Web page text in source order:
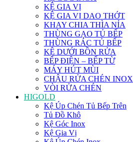
KỆ GIA VỊ
KỆ GIA VỊ DAO THỚT
KHAY CHIA THÌA NỈA
THÙNG GẠO TỦ BẾP
THÙNG RÁC TỦ BẾP
KỆ DƯỚI BỒN RỬA
BẾP ĐIỆN – BẾP TỪ
MÁY HÚT MÙI
CHẬU RỬA CHÉN INOX
VÒI RỬA CHÉN
HIGOLD
Kệ Úp Chén Tủ Bếp Trên
Tủ Đồ Khô
Kệ Góc Inox
Kệ Gia Vị